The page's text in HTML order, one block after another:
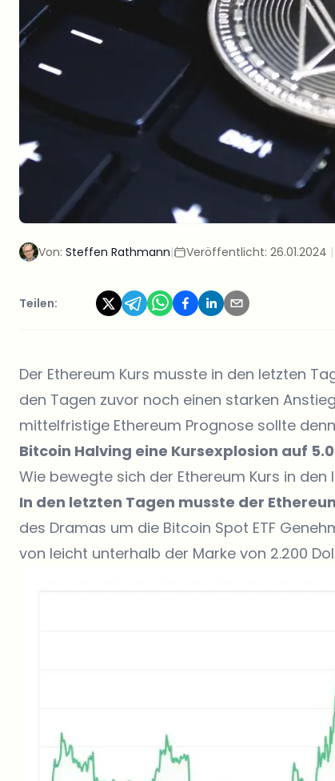
Von: Steffen Rathmann| Veröffentlicht: 26.01.2024 |
Teilen:
Der Ethereum Kurs musste in den letzten
den Tagen zuvor noch einen starken
mittelfristige Ethereum Prognose sollte
Bitcoin Halving eine Kursexplosion auf
Wie bewegte sich der Ethereum Kurs in den
In den letzten Tagen musste der
des Dramas um die Bitcoin Spot ETF
von leicht unterhalb der Marke von 2.200